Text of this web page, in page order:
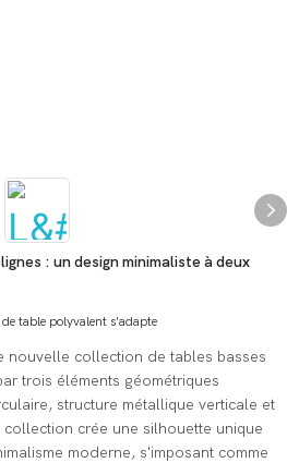
: un design minimaliste à deux
table polyvalent s'adapte
nouvelle collection de tables basses
trois éléments géométriques
structure métallique verticale et
collection crée une silhouette unique
moderne, s'imposant comme